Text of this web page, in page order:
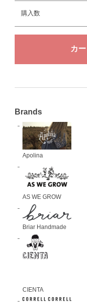
購入数
Brands
Apolina
AS WE GROW
Briar Handmade
CIENTA